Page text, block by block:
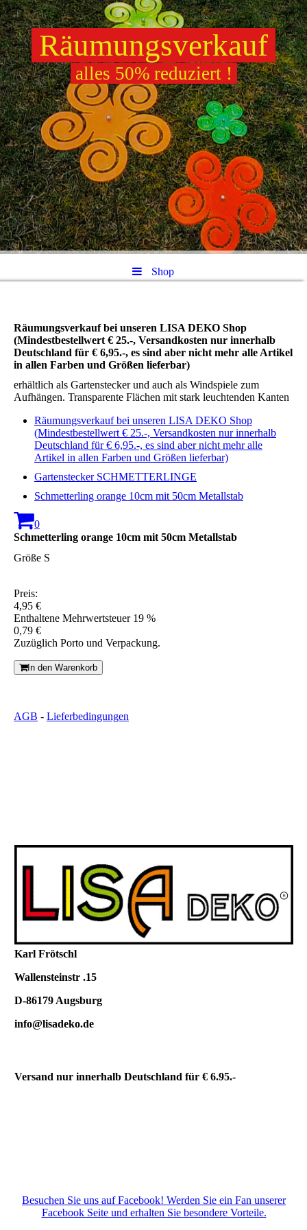
Räumungsverkauf
alles 50% reduziert !
Shop
Räumungsverkauf bei unseren LISA DEKO Shop
(Mindestbestellwert € 25.-, Versandkosten nur innerhalb
Deutschland für € 6,95.-, es sind aber nicht mehr alle Artikel
in allen Farben und Größen lieferbar)
erhältlich als Gartenstecker und auch als Windspiele zum
Aufhängen. Transparente Flächen mit stark leuchtenden Kanten
Räumungsverkauf bei unseren LISA DEKO Shop
(Mindestbestellwert € 25.-, Versandkosten nur innerhalb
Deutschland für € 6,95.-, es sind aber nicht mehr alle
Artikel in allen Farben und Größen lieferbar)
Gartenstecker SCHMETTERLINGE
Schmetterling orange 10cm mit 50cm Metallstab
0
Schmetterling orange 10cm mit 50cm Metallstab
Größe S
Preis:
4,95 €
Enthaltene Mehrwertsteuer 19 %
0,79 €
Zuzüglich Porto und Verpackung.
In den Warenkorb
AGB - Lieferbedingungen
Karl Frötschl
Wallensteinstr .15
D-86179 Augsburg
info@lisadeko.de
Versand nur innerhalb Deutschland für € 6.95.-
Besuchen Sie uns auf Facebook! Werden Sie ein Fan unserer
Facebook Seite und erhalten Sie besondere Vorteile.